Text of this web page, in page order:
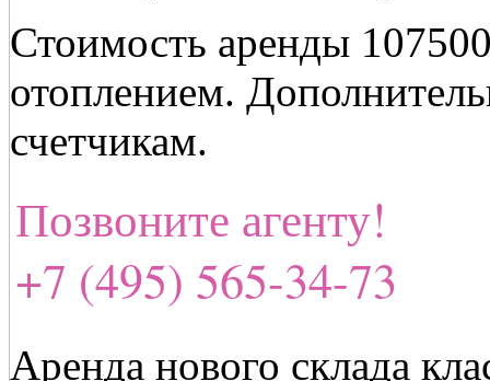
Стоимость аренды
отоплением.
счетчикам.
Позвоните агенту!
+7 (495) 565-34-73
Аренда нового склада